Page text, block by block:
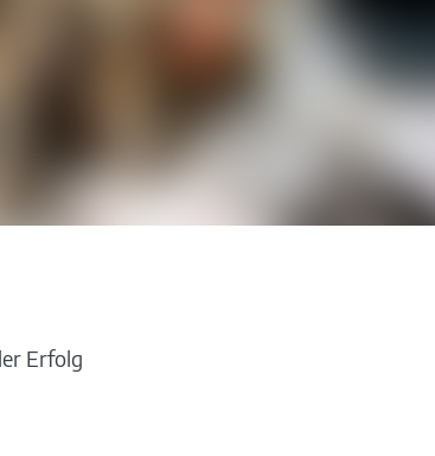
Erfolg